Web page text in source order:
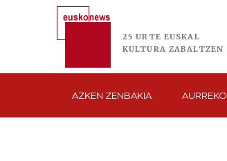
25 URTE EUSKAL
KULTURA ZABALTZEN
AZKEN ZENBAKIA AURREKO